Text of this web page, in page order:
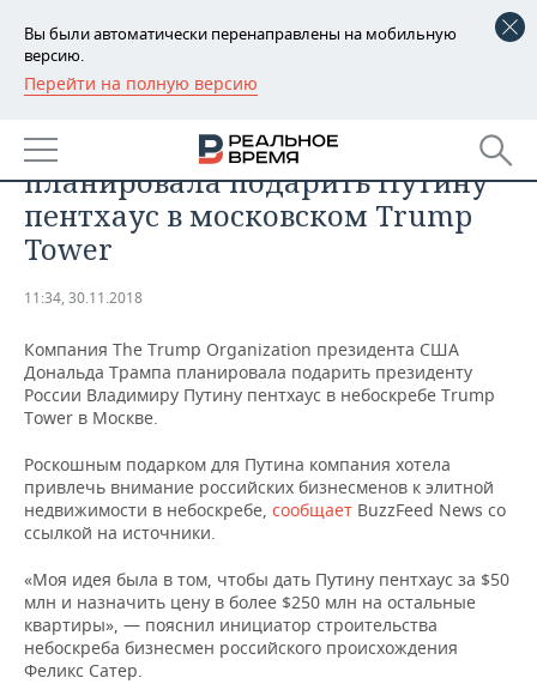
Вы были автоматически перенаправлены на мобильную
версию.
Перейти на полную версию
РЕГИОНЫ
БАШКОРТОСТАН
ТАТАРСТАН
УДМУРТИЯ
НОВОСТИ
АНАЛИТИКА
НОВОСТИ АНАЛИТИКИ
ДЕКЛАРАЦИИ О ДОХОДАХ
КОРОЛИ ГОСЗАКАЗА ПФО
ВУЗЫ ТАТАРСТАНА
КОМУ ПРИНАДЛЕЖАТ
ТОРГОВЫЕ ЦЕНТРЫ
ТАТАРСТАНА
ЭКОНОМИКА
НОВОСТИ ЭКОНОМИКИ
ФИНАНСЫ
БАНКИ
БЮДЖЕТ
ИНВЕСТИЦИИ
ПРОМЫШЛЕННОСТЬ
НОВОСТИ
ПРОМЫШЛЕННОСТИ
МАШИНОСТРОЕНИЕ
НЕФТЕХИМИЯ
НЕФТЬ
ОПК
НЕДВИЖИМОСТЬ
НОВОСТИ НЕДВИЖИМОСТИ
АВТО
НОВОСТИ АВТО
БИЗНЕС
НОВОСТИ БИЗНЕСА
РОЗНИЧНАЯ ТОРГОВЛЯ
ТРАНСПОРТ
ТЕХНОЛОГИИ
НОВОСТИ ТЕХНОЛОГИЙ
IT
МЕРОПРИЯТИЯ
НОВОСТИ МЕРОПРИЯТИЙ
СПОРТ
СМИ: компания Трампа
планировала подарить Путину
пентхаус в московском Trump
Tower
11:34, 30.11.2018
Компания The Trump Organization президента США
Дональда Трампа планировала подарить президенту
России Владимиру Путину пентхаус в небоскребе Trump
Tower в Москве.
Роскошным подарком для Путина компания хотела
привлечь внимание российских бизнесменов к элитной
недвижимости в небоскребе, сообщает BuzzFeed News со
ссылкой на источники.
«Моя идея была в том, чтобы дать Путину пентхаус за $50
млн и назначить цену в более $250 млн на остальные
квартиры», — пояснил инициатор строительства
небоскреба бизнесмен российского происхождения
Феликс Сатер.